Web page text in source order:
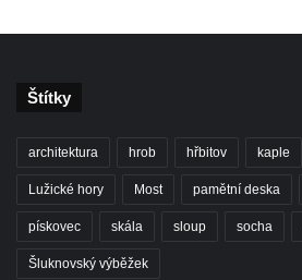
Povodňový sloup II. v Dobříni
Povodňový sloup I. v Dobříni
Štítky
architektura hrob hřbitov kaple
Lužické hory Most pamětní deska
pískovec skála sloup socha
Šluknovský výběžek